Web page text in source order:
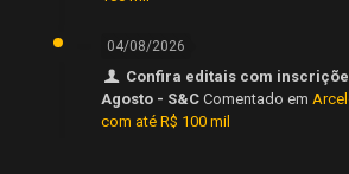
04/08/2026
Confira editais com
Agosto - S&C Comentado em
com até R$ 100 mil